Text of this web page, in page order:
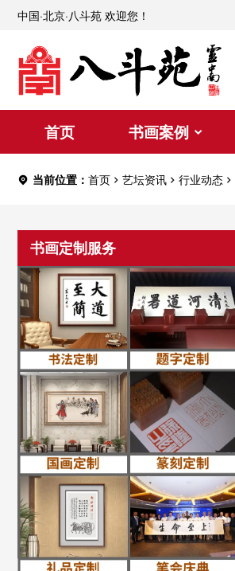
中国·北京·八斗苑 欢迎您！
首页 书画案例
当前位置： 首页 艺坛资讯 行业动态
书画定制服务